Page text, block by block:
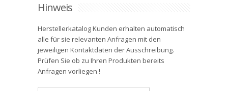
Hinweis
Herstellerkatalog Kunden erhalten automatisch
alle für sie relevanten Anfragen mit den
jeweiligen Kontaktdaten der Ausschreibung.
Prüfen Sie ob zu Ihren Produkten bereits
Anfragen vorliegen !